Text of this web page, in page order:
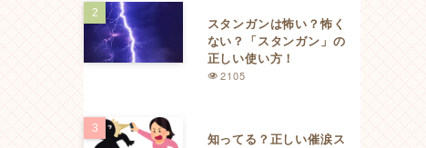
スタンガンは怖い？怖く
ない？「スタンガン」の
正しい使い方！
2105
知ってる？正しい催涙ス